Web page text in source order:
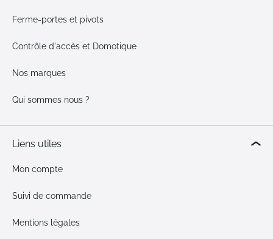
Ferme-portes et pivots
Contrôle d'accès et Domotique
Nos marques
Qui sommes nous ?
Liens utiles
Mon compte
Suivi de commande
Mentions légales